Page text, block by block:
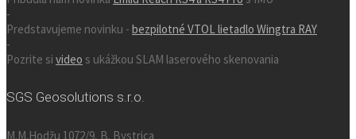
-
Predstavujeme novinku - bezpilotné VTOL lietadlo Wingtra RAY
-
Pozrite si video s ukážkou SLAM laserového skenovania
SGS Geosolutions s.r.o.
M.M.Hodžu 1072/9, B. Bystrica